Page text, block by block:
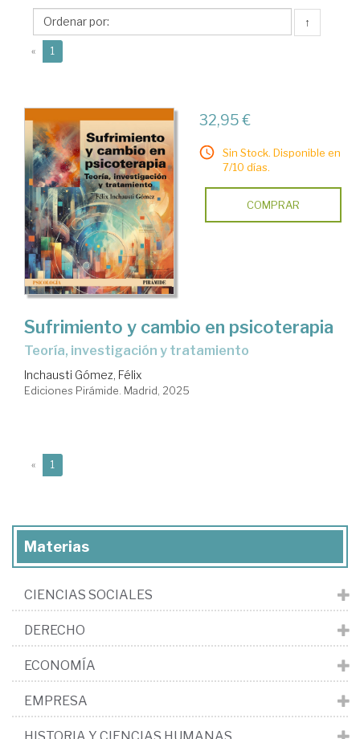
Félix
↑
« 1
32,95 €
Sin Stock. Disponible en
7/10 días.
COMPRAR
Sufrimiento y cambio en psicoterapia
teoría, investigación y tratamiento
Inchausti Gómez, Félix
Ediciones Pirámide. Madrid, 2025
« 1
Materias
CIENCIAS SOCIALES
DERECHO
ECONOMÍA
EMPRESA
HISTORIA Y CIENCIAS HUMANAS